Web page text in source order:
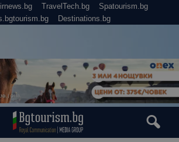
TravelTech.bg
Spatourism.bg
Destinations.bg